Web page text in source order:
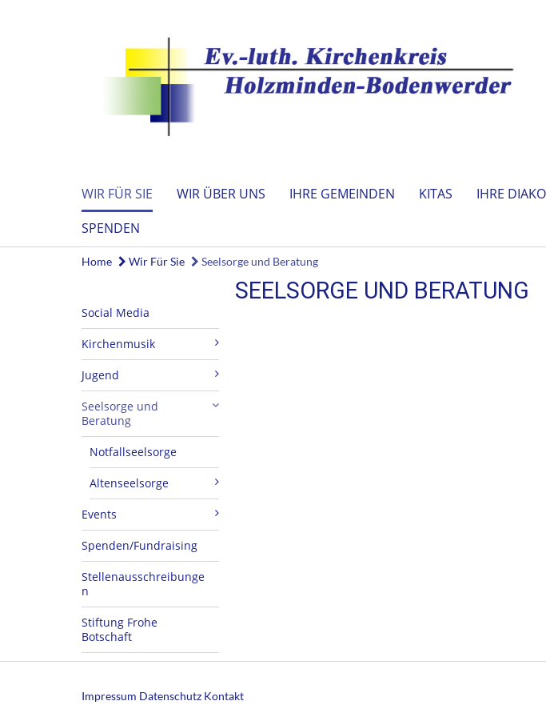
WIR FÜR SIE WIR ÜBER UNS IHRE GEMEINDEN KITAS IHRE
SPENDEN
Home Wir Für Sie Seelsorge und Beratung
Social Media
Kirchenmusik
Jugend
Seelsorge und
Beratung
Notfallseelsorge
Altenseelsorge
Events
Spenden/Fundraising
Stellenausschreibunge
n
Stiftung Frohe
Botschaft
SEELSORGE UND BERATUNG
Impressum Datenschutz Kontakt